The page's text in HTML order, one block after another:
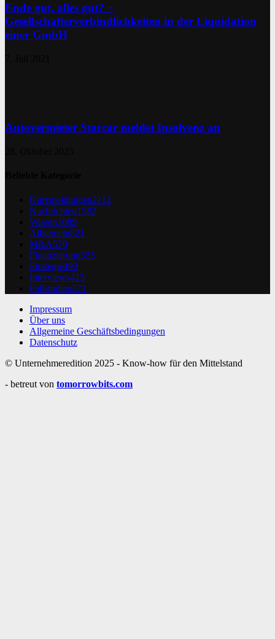
Ende gut, alles gut? −
Gesellschafterverbindlichkeiten in der Liquidation
einer GmbH
Autovermieter Starcar meldet Insolvenz an
Kurzmeldungen2112
Nachrichten1582
Wissen1089
Allgemein821
M&A570
Finanzierung535
Strategie493
Interviews415
Fallstudien371
Impressum
Über uns
Allgemeine Geschäftsbedingungen
Datenschutz
© Unternehmeredition 2025 - Know-how für den Mittelstand
- betreut von tomorrowbits.com